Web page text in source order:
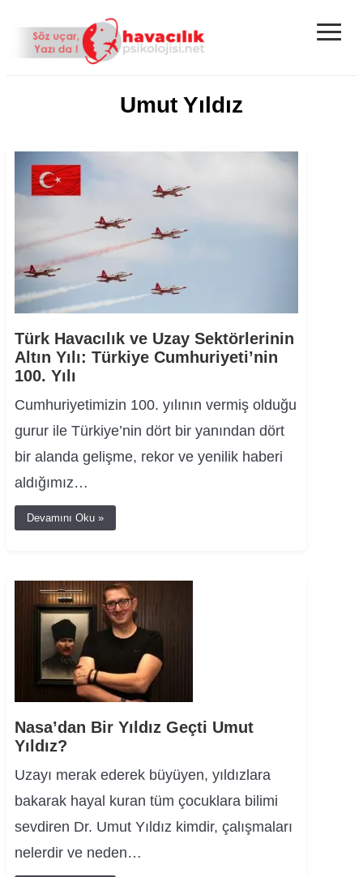
≡
Umut Yıldız
Türk Havacılık ve Uzay Sektörlerinin
Altın Yılı: Türkiye Cumhuriyeti’nin
100. Yılı
Cumhuriyetimizin 100. yılının vermiş olduğu
gurur ile Türkiye’nin dört bir yanından dört
bir alanda gelişme, rekor ve yenilik haberi
aldığımız…
Devamını Oku »
Nasa’dan Bir Yıldız Geçti Umut
Yıldız?
Uzayı merak ederek büyüyen, yıldızlara
bakarak hayal kuran tüm çocuklara bilimi
sevdiren Dr. Umut Yıldız kimdir, çalışmaları
nelerdir ve neden…